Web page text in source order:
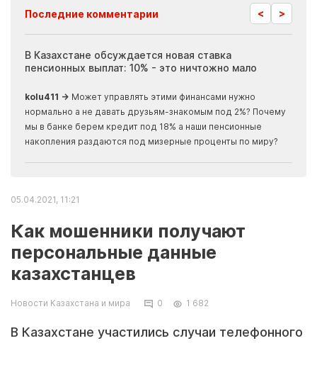
Последние комментарии < >
В Казахстане обсуждается новая ставка
пенсионных выплат: 10% - это ничтожно мало
kolu411 → Может управлять этими финансами нужно
нормально а не давать друзьям-знакомым под 2%? Почему
мы в банке берем кредит под 18% а наши пенсионные
накопления раздаются под мизерные проценты по миру?
05.04.2021, 11:21
Как мошенники получают
персональные данные
казахстанцев
Новости Казахстана и мира 0 1 682
В Казахстане участились случаи телефонного